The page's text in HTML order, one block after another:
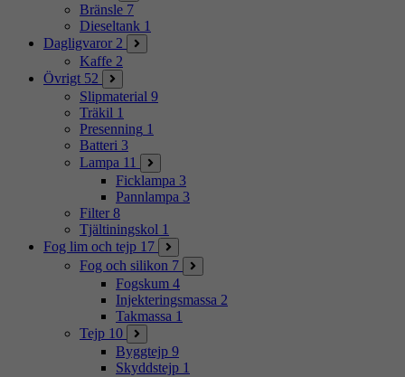
Bränsle 7
Dieseltank 1
Dagligvaror 2
Kaffe 2
Övrigt 52
Slipmaterial 9
Träkil 1
Presenning 1
Batteri 3
Lampa 11
Ficklampa 3
Pannlampa 3
Filter 8
Tjältiningskol 1
Fog lim och tejp 17
Fog och silikon 7
Fogskum 4
Injekteringsmassa 2
Takmassa 1
Tejp 10
Byggtejp 9
Skyddstejp 1